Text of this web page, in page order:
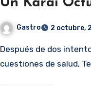
Un Karai
Gastro 2 octubre,
Después de dos intentos fallidos, truncados por
cuestiones de salud,